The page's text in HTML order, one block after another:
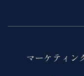
マーケティン